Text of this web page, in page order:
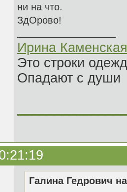
ни на что.
ЗдОрово!
Ирина Каменская
Это строки
Опадают с души
Галина Гедрович